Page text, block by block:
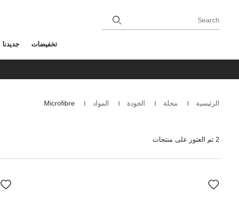
Search
تخفيضات جديدنا
Homepage الرئيسية مجلة الجودة المواد Microfibre
2 تم العثور على منتجات
سيؤدي